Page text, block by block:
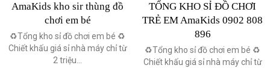
AmaKids kho sir thùng đồ
chơi em bé
♻️Tổng kho sỉ đồ chơi em bé ♻️
Chiết khấu giá sỉ nhà máy chỉ từ
2 triệu...
TỔNG KHO SỈ ĐỒ CHƠI
TRẺ EM AmaKids 0902 808
896
♻️Tổng kho sỉ đồ chơi em bé ♻️
Chiết khấu giá sỉ nhà máy chỉ từ